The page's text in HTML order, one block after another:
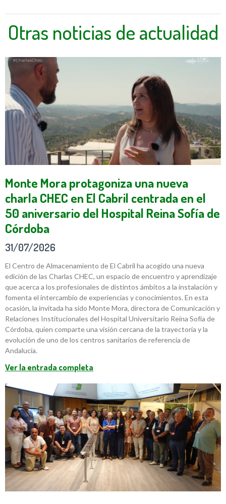
Otras noticias de actualidad
Monte Mora protagoniza una nueva
charla CHEC en El Cabril centrada en el
50 aniversario del Hospital Reina Sofía de
Córdoba
31/07/2026
El Centro de Almacenamiento de El Cabril ha acogido una nueva
edición de las Charlas CHEC, un espacio de encuentro y aprendizaje
que acerca a los profesionales de distintos ámbitos a la instalación y
fomenta el intercambio de experiencias y conocimientos. En esta
ocasión, la invitada ha sido Monte Mora, directora de Comunicación y
Relaciones Institucionales del Hospital Universitario Reina Sofía de
Córdoba, quien comparte una visión cercana de la trayectoria y la
evolución de uno de los centros sanitarios de referencia de
Andalucía.
Ver la entrada completa